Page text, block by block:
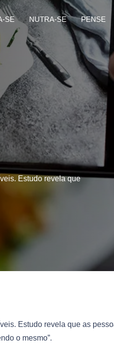
SE NUTRA-SE PENSE
Estudo revela que
Estudo revela que as
o mesmo”.